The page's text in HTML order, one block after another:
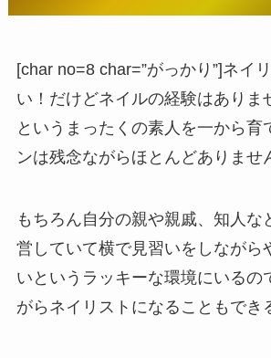
[char no=8 char=”がっかり”]ネイ
い！だけどネイルの経験はありま
というまったくの素人を一から育
ンは残念ながらほとんどありませ
もちろん自分の親や親戚、知人な
営していて横で見習いをしながら
いというラッキーな環境にいるの
がらネイリストになることもでき